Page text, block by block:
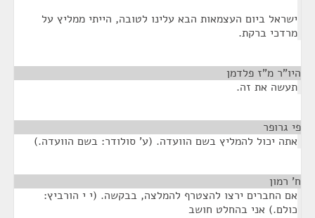
ישראל ביום העצמאות הבא עלינו לטובה, הייתי ממליץ על
מרדכי ברקת.
היו"ר מ"ז פלדמן
תעשה את זה.
פי גרופר
אתה יכול להמליץ בשם הוועדה. (ע' סולודר: בשם הוועדה.)
ח' רמון
אם החברים ירצו להצטרף להמלצה, בבקשה. (י י הורביץ:
כולם.) אני בהחלט חושב